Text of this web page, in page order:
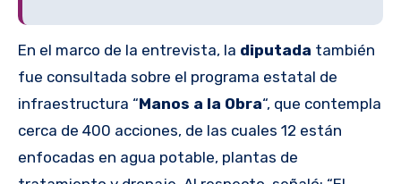
En el marco de la entrevista, la diputada también
fue consultada sobre el programa estatal de
infraestructura “Manos a la Obra“, que contempla
cerca de 400 acciones, de las cuales 12 están
enfocadas en agua potable, plantas de